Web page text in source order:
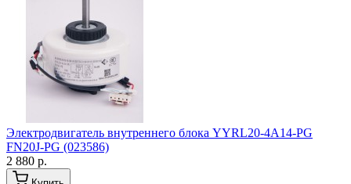
Электродвигатель внутреннего блока YYRL20-4A14-PG
FN20J-PG (023586)
2 880 р.